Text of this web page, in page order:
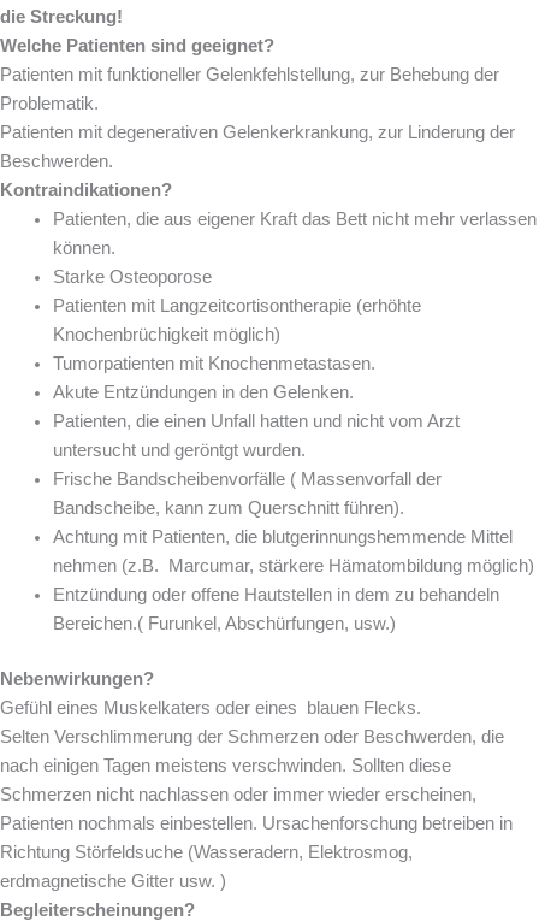
die Streckung!
Welche Patienten sind geeignet?
Patienten mit funktioneller Gelenkfehlstellung, zur Behebung der
Problematik.
Patienten mit degenerativen Gelenkerkrankung, zur Linderung der
Beschwerden.
Kontraindikationen?
Patienten, die aus eigener Kraft das Bett nicht mehr verlassen
können.
Starke Osteoporose
Patienten mit Langzeitcortisontherapie (erhöhte
Knochenbrüchigkeit möglich)
Tumorpatienten mit Knochenmetastasen.
Akute Entzündungen in den Gelenken.
Patienten, die einen Unfall hatten und nicht vom Arzt
untersucht und geröntgt wurden.
Frische Bandscheibenvorfälle ( Massenvorfall der
Bandscheibe, kann zum Querschnitt führen).
Achtung mit Patienten, die blutgerinnungshemmende Mittel
nehmen (z.B. Marcumar, stärkere Hämatombildung möglich)
Entzündung oder offene Hautstellen in dem zu behandeln
Bereichen.( Furunkel, Abschürfungen, usw.)
Nebenwirkungen?
Gefühl eines Muskelkaters oder eines blauen Flecks.
Selten Verschlimmerung der Schmerzen oder Beschwerden, die
nach einigen Tagen meistens verschwinden. Sollten diese
Schmerzen nicht nachlassen oder immer wieder erscheinen,
Patienten nochmals einbestellen. Ursachenforschung betreiben in
Richtung Störfeldsuche (Wasseradern, Elektrosmog,
erdmagnetische Gitter usw. )
Begleiterscheinungen?